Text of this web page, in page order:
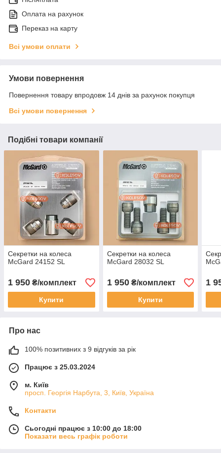
Оплата на рахунок
Переказ на карту
Всі умови оплати
Умови повернення
Повернення товару впродовж 14 днів за рахунок покупця
Всі умови повернення
Подібні товари компанії
Секретки на колеса
McGard 24152 SL
1 950 ₴/комплект
Купити
Секретки на колеса
McGard 28032 SL
1 950₴/комплект
Купити
1
Про нас
100% позитивних з 9 відгуків за рік
Працює з 25.03.2024
м. Київ
просп. Георгія Нарбута, 3, Київ, Україна
Контакти
Сьогодні працює з 10:00 до 18:00
Показати весь графік роботи